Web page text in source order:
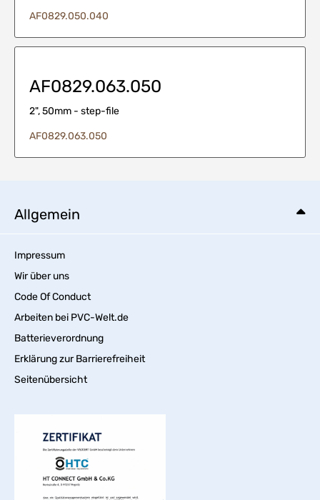
AF0829.050.040
AF0829.063.050
2", 50mm - step-file
AF0829.063.050
Allgemein
Impressum
Wir über uns
Code Of Conduct
Arbeiten bei PVC-Welt.de
Batterieverordnung
Erklärung zur Barrierefreiheit
Seitenübersicht